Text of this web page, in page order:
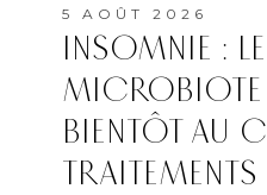
5 AOÛT 2026
INSOMNIE : LE
MICROBIOTE
BIENTÔT AU
TRAITEMENTS